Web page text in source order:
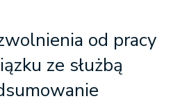
od pracy
ze służbą